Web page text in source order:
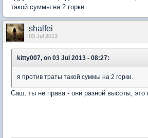
такой суммы на 2 горки.
shalfei
03 Jul 2013
kitty007, on 03 Jul 2013 - 08:27:
я против траты такой суммы на 2 горки.
Саш, ты не права - они разной высоты, это